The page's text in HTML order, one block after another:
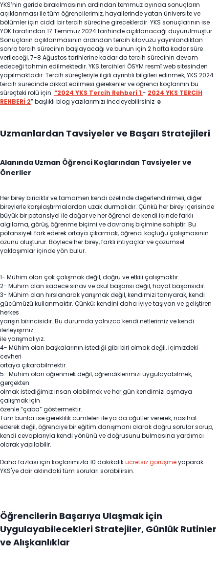
YKS’nin geride bırakılmasının ardından temmuz ayında sonuçların
açıklanması ile tüm öğrencilerimiz, hayallerinde yatan üniversite ve
bölümler için ciddi bir tercih sürecine gireceklerdir. YKS sonuçlarının ise
YÖK tarafından 17 Temmuz 2024 tarihinde açıklanacağı duyurulmuştur.
Sonuçların açıklanmasının ardından tercih kılavuzu yayınlandıktan
sonra tercih sürecinin başlayacağı ve bunun için 2 hafta kadar süre
verileceği, 7-8 Ağustos tarihlerine kadar da tercih sürecinin devam
edeceği tahmin edilmektedir. YKS tercihleri ÖSYM resmî web sitesinden
yapılmaktadır. Tercih süreçleriyle ilgili ayrıntılı bilgileri edinmek, YKS 2024
tercih sürecinde dikkat edilmesi gerekenler ve öğrenci koçlarının bu
süreçteki rolü için “2024 YKS Tercih Rehberi 1 - 2024 YKS TERCİH
REHBERİ 2” başlıklı blog yazılarımızı inceleyebilirsiniz ☺
Uzmanlardan Tavsiyeler ve Başarı Stratejileri
Alanında Uzman Öğrenci Koçlarından Tavsiyeler ve
Öneriler
Her birey biriciktir ve tamamen kendi özelinde değerlendirilmeli, diğer
bireylerle karşılaştırmalardan uzak durmalıdır. Çünkü her birey içerisinde
büyük bir potansiyel ile doğar ve her öğrenci de kendi içinde farklı
algılama, görüş, öğrenme biçimi ve davranış biçimine sahiptir. Bu
potansiyeli fark ederek ortaya çıkarmak, öğrenci koçluğu çalışmasının
özünü oluşturur. Böylece her birey, farklı ihtiyaçlar ve çözümsel
yaklaşımlar içinde yön bulur.
1- Mühim olan çok çalışmak değil, doğru ve etkili çalışmaktır.
2- Mühim olan sadece sınav ve okul başarısı değil, hayat başarısıdır.
3- Mühim olan hırslanarak yarışmak değil, kendimizi tanıyarak, kendi
gücümüzü kullanmaktır. Çünkü; kendini daha iyiye taşıyan ve geliştiren
herkes
yarışın birincisidir. Bu durumda yalnızca kendi netlerimiz ve kendi
ilerleyişimiz
ile yarışmalıyız.
4- Mühim olan başkalarının istediği gibi biri olmak değil, içimizdeki
cevheri
ortaya çıkarabilmektir.
5- Mühim olan öğrenmek değil, öğrendiklerimizi uygulayabilmek,
gerçekten
olmak istediğimiz insan olabilmek ve her gün kendimizi aşmaya
çalışmak için
özenle “çaba” göstermektir.
Tüm bunlar ise gereklilik cümleleri ile ya da öğütler vererek, nasihat
ederek değil, öğrenciye bir eğitim danışmanı olarak doğru sorular sorup,
kendi cevaplarıyla kendi yönünü ve doğrusunu bulmasına yardımcı
olarak yapılabilir.
Daha fazlası için koçlarımızla 10 dakikalıkücretsiz görüşmeyaparak
YKS'ye dair aklındaki tüm soruları sorabilirsin.
Öğrencilerin Başarıya Ulaşmak için
Uygulayabilecekleri Stratejiler, Günlük Rutinler
ve Alışkanlıklar